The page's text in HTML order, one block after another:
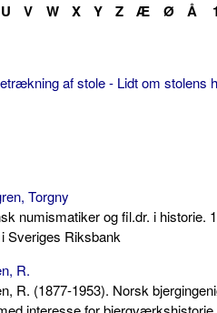
U V W X Y Z Æ Ø Å
af stole - Lidt om stolens
Torgny
numismatiker og fil.dr. i historie.
Sveriges Riksbank
R.
R. (1877-1953). Norsk